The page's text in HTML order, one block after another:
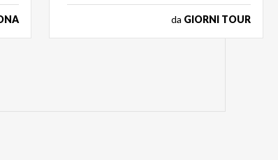
da GIORNI TOUR